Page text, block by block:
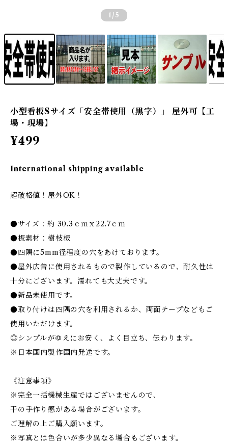
1 /5
小型看板Sサイズ「安全帯使用（黒字）」 屋外可【工
場・現場】
¥499
International shipping available
超破格値！屋外OK！
●サイズ：約 30.3ｃｍｘ22.7ｃｍ
●板素材：樹枝板
●四隅に5mm径程度の穴をあけております。
●屋外広告に使用されるもので製作しているので、耐久性は
十分にございます。濡れても大丈夫です。
●新品未使用です。
●取り付けは四隅の穴を利用されるか、両面テープなどもご
使用いただけます。
◎シンプルがゆえにお安く、よく目立ち、伝わります。
※日本国内製作国内発送です。
《注意事項》
※完全一括機械生産ではございませんので、
干の手作り感がある場合がございます。
ご理解の上ご購入願います。
※写真とは色合いが多少異なる場合もございます。